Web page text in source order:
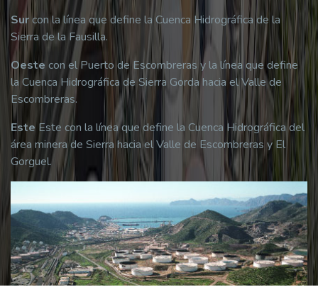
Surcon la línea que define la Cuenca Hidrográfica de la
Sierra de la Fausilla.
Oeste con el Puerto de Escombreras y la línea que define
la Cuenca Hidrográfica de Sierra Gorda hacia el Valle de
Escombreras.
Este Este con la línea que define la Cuenca Hidrográfica del
área minera de Sierra hacia el Valle de Escombreras y El
Gorguel.